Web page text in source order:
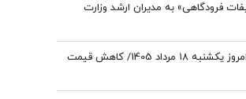
فرودگاهی» به مدیران ارشد وزارت
قیمت دلار، یورو و پوند امروز یکشنبه ۱۸ مرداد 1405/ کاهش قیمت